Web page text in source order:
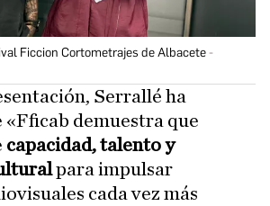
Ficcion Cortometrajes de Albacete
Serrallé ha
«Fficab demuestra que
capacidad, talento y
para impulsar
cada vez más